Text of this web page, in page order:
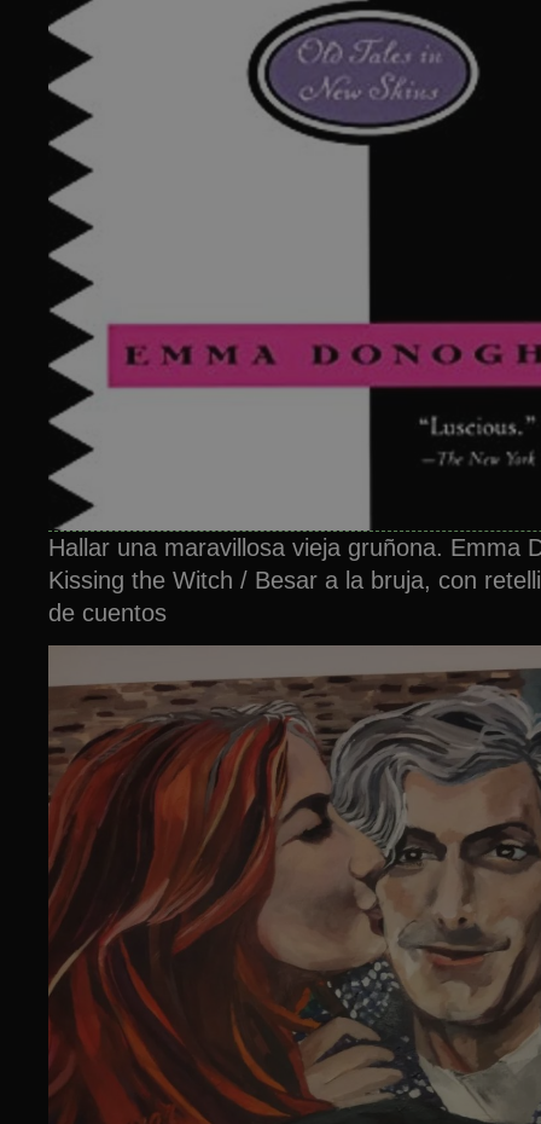
Hallar una maravillosa vieja gruñona. Emma
Kissing the Witch / Besar a la bruja, con
de cuentos